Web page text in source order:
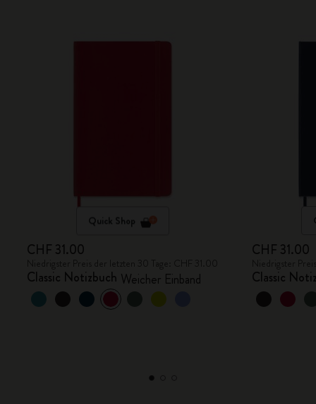
Quick Shop
CHF 31.00
Classic Notizbuch Weicher Einband
CHF 31.00
Classic